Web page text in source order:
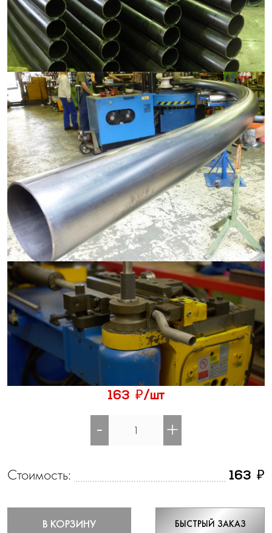
163 ₽/шт
- +
Стоимость: 163 ₽
В КОРЗИНУ БЫСТРЫЙ ЗАКАЗ